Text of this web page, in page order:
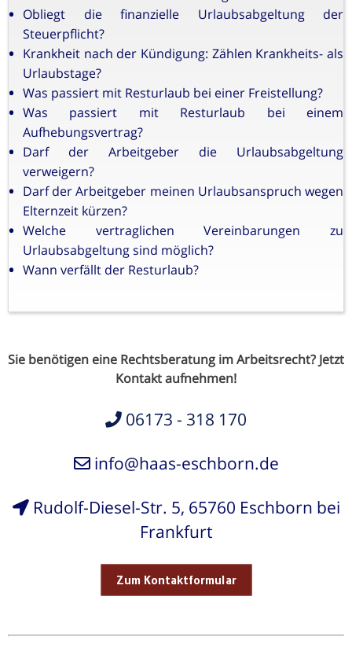
Obliegt die finanzielle Urlaubsabgeltung der
Steuerpflicht?
Krankheit nach der Kündigung: Zählen Krankheits- als
Urlaubstage?
Was passiert mit Resturlaub bei einer Freistellung?
Was passiert mit Resturlaub bei einem
Aufhebungsvertrag?
Darf der Arbeitgeber die Urlaubsabgeltung
verweigern?
Darf der Arbeitgeber meinen Urlaubsanspruch wegen
Elternzeit kürzen?
Welche vertraglichen Vereinbarungen zu
Urlaubsabgeltung sind möglich?
Wann verfällt der Resturlaub?
Sie benötigen eine Rechtsberatung im Arbeitsrecht? Jetzt
Kontakt aufnehmen!
06173 - 318 170
info@haas-eschborn.de
Rudolf-Diesel-Str. 5, 65760 Eschborn bei
Frankfurt
Zum Kontaktformular